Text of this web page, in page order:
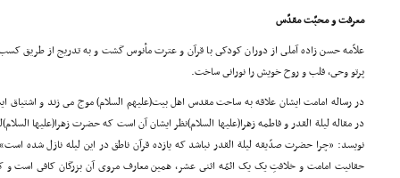
معرفت و محبّت مقدّس
علاّمه حسن زاده آملى از دوران کودکى با قرآن و عترت مأنوس گشت و به تدریج از طریق
پرتو وحى، قلب و روح خویش را نورانى ساخت.
در رساله امامت ایشان علاقه به ساحت مقدس اهل بیت(علیهم السلام) موج مى زند و
در مقاله لیلة القدر و فاطمه زهرا(علیها السلام)نظر ایشان آن است که حضرت زهرا(علیها
نویسد: «چرا حضرت صدّیقه لیلة القدر نباشد که یازده قرآن ناطق در این لیله نازل شده
حقانیت امامت و خلافتِ یک یک ائمّه اثنى عشر، همین معارف مروى آن بزرگان کافى است و